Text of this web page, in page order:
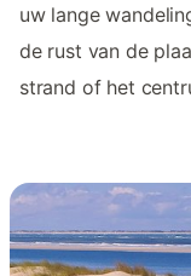
uw lange
de rust van de
strand of het